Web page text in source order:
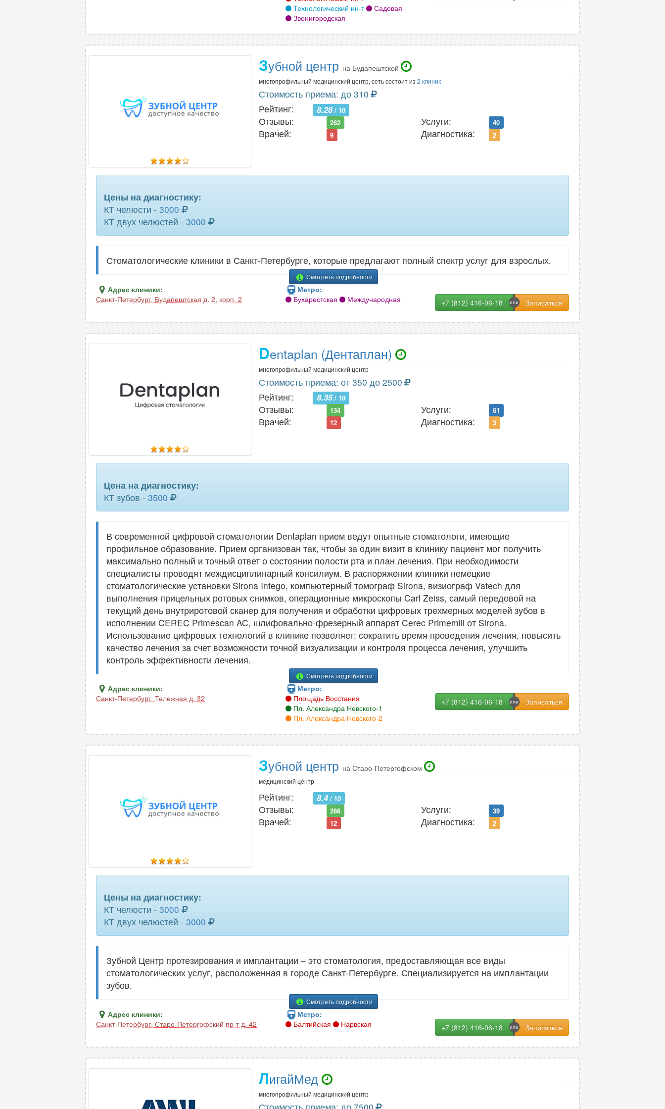
18 щитовидной железы
Технологический ин-т
Садовая
Звенигородская
Зубной центр на Будапештской
многопрофильный медицинский центр, сеть состоит из 2 клиник
Стоимость приема: до 310
Рейтинг:
8.28/ 10
Отзывы: 262 Услуги: 40
Врачей: 9 Диагностика: 2
Цены на диагностику:
КТ челюсти - 3000
КТ двух челюстей - 3000
Стоматологические клиники в Санкт-Петербурге, которые предлагают полный спектр услуг для взрослых.
Смотреть подробности
Адрес клиники:
Санкт-Петербург, Будапештская д. 2, корп. 2
Метро:
Бухарестская
Международная +7 (812) 416-06-18
Dentaplan (Дентаплан)
многопрофильный медицинский центр
Стоимость приема: от 350 до 2500
Рейтинг:
8.35/ 10
Отзывы: 134 Услуги: 61
Врачей: 12 Диагностика: 3
Цена на диагностику:
КТ зубов - 3500
В современной цифровой стоматологии Dentaplan прием ведут опытные стоматологи, имеющие
профильное образование. Прием организован так, чтобы за один визит в клинику пациент мог получить
максимально полный и точный ответ о состоянии полости рта и план лечения. При необходимости
специалисты проводят междисциплинарный консилиум. В распоряжении клиники немецкие
стоматологические установки Sirona Intego, компьютерный томограф Sirona, визиограф Vatech для
выполнения прицельных ротовых снимков, операционные микроскопы Carl Zeiss, самый передовой на
текущий день внутриротовой сканер для получения и обработки цифровых трехмерных моделей зубов в
исполнении CEREC Primescan AC, шлифовально-фрезерный аппарат Cerec Primemill от Sirona.
Использование цифровых технологий в клинике позволяет: сократить время проведения лечения, повысить
качество лечения за счет возможности точной визуализации и контроля процесса лечения, улучшить
контроль эффективности лечения.
Смотреть подробности
Адрес клиники:
Санкт-Петербург, Тележная д. 32
Метро:
Площадь Восстания
Пл. Александра Невского-1
Пл. Александра Невского-2
+7 (812) 416-06-18
Зубной центр на Старо-Петергофском
медицинский центр
Рейтинг: 8.4 / 10
Отзывы: 266 Услуги: 39
Врачей: 12 Диагностика: 2
Цены на диагностику:
КТ челюсти - 3000
КТ двух челюстей - 3000
Зубной Центр протезирования и имплантации – это стоматология, предоставляющая все виды
стоматологических услуг, расположенная в городе Санкт-Петербурге. Специализируется на имплантации
зубов.
Смотреть подробности
Адрес клиники:
Санкт-Петербург, Старо-Петергофский пр-т д. 42
Метро:
Балтийская
Нарвская +7 (812) 416-06-18
ЛигайМед
многопрофильный медицинский центр